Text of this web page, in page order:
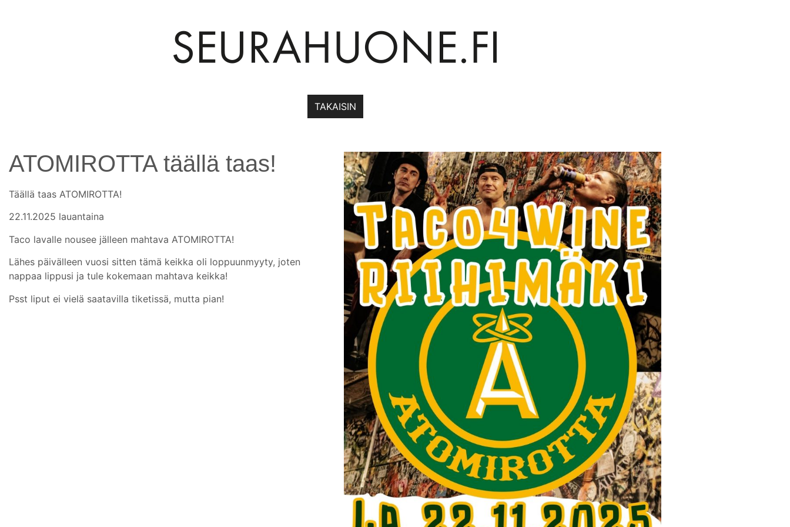
TAKAISIN
ATOMIROTTA täällä taas!
Täällä taas ATOMIROTTA!
22.11.2025 lauantaina
Taco lavalle nousee jälleen mahtava ATOMIROTTA!
Lähes päivälleen vuosi sitten tämä keikka oli loppuunmyyty, joten
nappaa lippusi ja tule kokemaan mahtava keikka!
Psst liput ei vielä saatavilla tiketissä, mutta pian!